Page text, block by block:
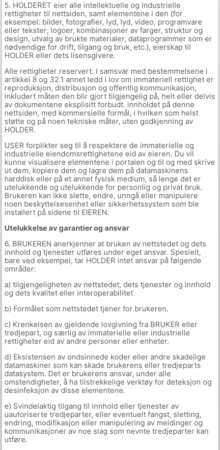
5. HOLDERET eier alle intellektuelle og industrielle
rettigheter til nettsiden, samt elementene i den (for
eksempel: bilder, fotografier, lyd, lyd, video, programvare
eller tekster; logoer, kombinasjoner av farger, struktur og
design, utvalg av brukte materialer, dataprogrammer som er
nødvendige for drift, tilgang og bruk, etc.), eierskap til
HOLDER eller dets lisensgivere.
Alle rettigheter reservert. I samsvar med bestemmelsene i
artikkel 8 og 32.1 annet ledd i lov om immateriell rettighet er
reproduksjon, distribusjon og offentlig kommunikasjon,
inkludert måten den blir gjort tilgjengelig på, helt eller delvis
av dokumentene eksplisitt forbudt. innholdet på denne
nettsiden, med kommersielle formål, i hvilken som helst
støtte og på noen tekniske måter, uten godkjenning av
HOLDER.
USER forplikter seg til å respektere de immaterielle og
industrielle eiendomsrettighetene eid av eieren. Du vil
kunne visualisere elementene i portalen og til og med skrive
ut dem, kopiere dem og lagre dem på datamaskinens
harddisk eller på et annet fysisk medium, så lenge det er
utelukkende og utelukkende for personlig og privat bruk.
Brukeren kan ikke slette, endre, unngå eller manipulere
noen beskyttelsesenhet eller sikkerhetssystem som ble
installert på sidene til EIEREN.
Utelukkelse av garantier og ansvar
6. BRUKEREN anerkjenner at bruken av nettstedet og dets
innhold og tjenester utføres under eget ansvar. Spesielt,
bare ved eksempel, tar HOLDER intet ansvar på følgende
områder:
a) tilgjengeligheten av nettstedet, dets tjenester og innhold
og dets kvalitet eller interoperabilitet
b) Formålet som nettstedet tjener for brukeren.
c) Krenkelsen av gjeldende lovgivning fra BRUKER eller
tredjepart, og særlig av immaterielle eller industrielle
rettigheter eid av andre personer eller enheter.
d) Eksistensen av ondsinnede koder eller andre skadelige
datamaskiner som kan skade brukerens eller tredjeparts
datasystem. Det er brukerens ansvar, under alle
omstendigheter, å ha tilstrekkelige verktøy for deteksjon og
desinfeksjon av disse elementene.
e) Svindelaktig tilgang til innhold eller tjenester av
uautoriserte tredjeparter, eller eventuelt fangst, sletting,
endring, modifikasjon eller manipulering av meldinger og
kommunikasjoner av noe slag som nevnte tredjeparter kan
utføre.